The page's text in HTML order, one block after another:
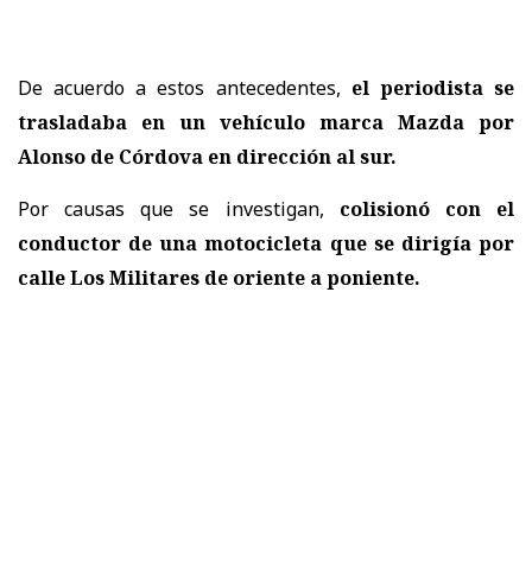
De acuerdo a estos antecedentes, el periodista se
trasladaba en un vehículo marca Mazda por
Alonso de Córdova en dirección al sur.
Por causas que se investigan, colisionó con el
conductor de una motocicleta que se dirigía por
calle Los Militares de oriente a poniente.